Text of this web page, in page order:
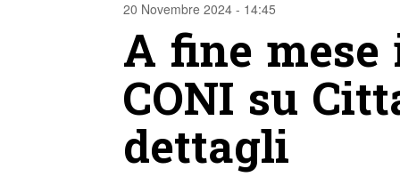
20 Novembre 2024 - 14:45
A fine
CONI su
dettagli